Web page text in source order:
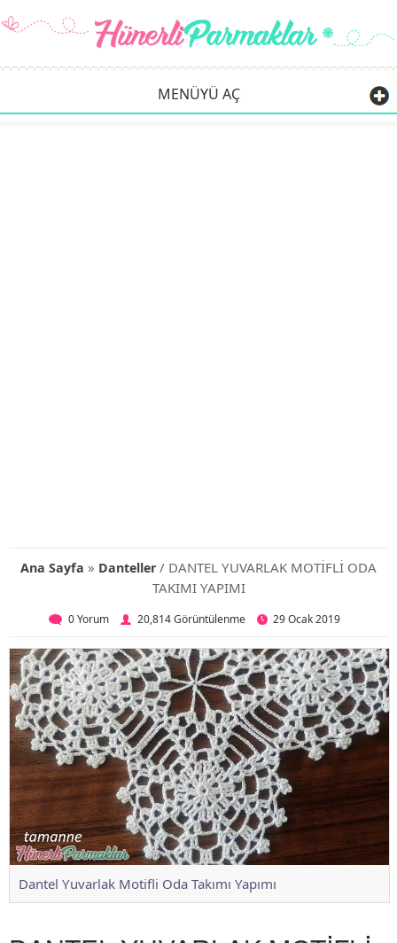
MENÜYÜ AÇ
Ana Sayfa » Danteller / DANTEL YUVARLAK MOTİFLİ ODA
TAKIMI YAPIMI
0 Yorum 20,814 Görüntülenme 29 Ocak 2019
Dantel Yuvarlak Motifli Oda Takımı Yapımı